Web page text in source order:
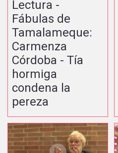
Lectura -
Fábulas de
Tamalameque:
Carmenza
Córdoba - Tía
hormiga
condena la
pereza